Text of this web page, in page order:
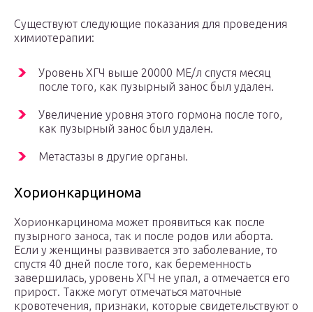
Существуют следующие показания для проведения
химиотерапии:
Уровень ХГЧ выше 20000 МЕ/л спустя месяц
после того, как пузырный занос был удален.
Увеличение уровня этого гормона после того,
как пузырный занос был удален.
Метастазы в другие органы.
Хорионкарцинома
Хорионкарцинома может проявиться как после
пузырного заноса, так и после родов или аборта.
Если у женщины развивается это заболевание, то
спустя 40 дней после того, как беременность
завершилась, уровень ХГЧ не упал, а отмечается его
прирост. Также могут отмечаться маточные
кровотечения, признаки, которые свидетельствуют о